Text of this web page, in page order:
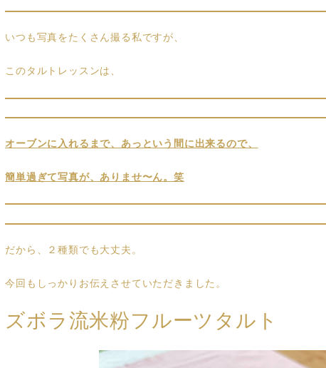
いつも写真をたくさん撮る私ですが、
このタルトレッスンは、
オーブンに入れるまで、あっという間に出来るので、
簡単過ぎて写真が、ありませ〜ん。笑
だから、２種類でも大丈夫。
今回もしっかりお伝えさせていただきました。
ズボラ流米粉フルーツタルト